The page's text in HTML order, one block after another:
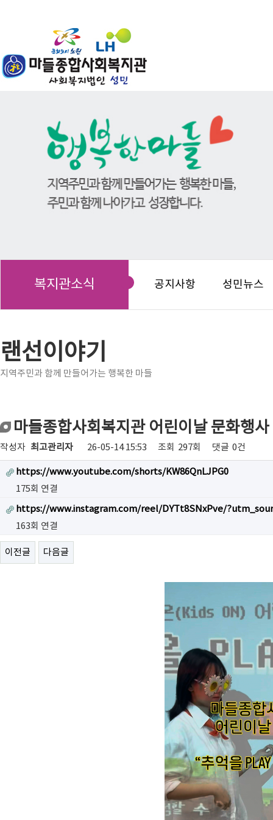
복지관소식 공지사항 성민뉴스
랜선이야기
지역주민과 함께 만들어가는 행복한 마들
마들종합사회복지관 어린이날 문화행
작성자 최고관리자 26-05-14 15:53 조회 297회 댓글 0건
https://www.youtube.com/shorts/KW86QnLJPG0
175회 연결
https://www.instagram.com/reel/DYTt8SNxPve/
163회 연결
이전글 다음글